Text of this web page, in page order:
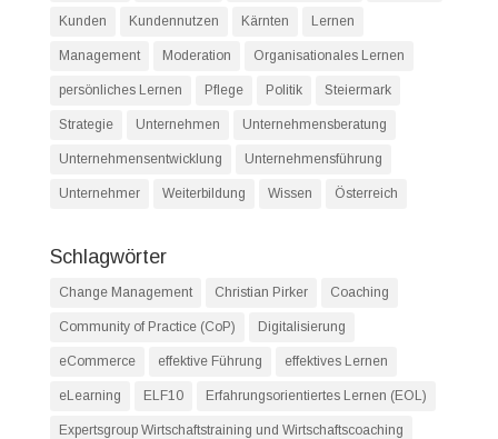
Kunden Kundennutzen Kärnten Lernen
Management Moderation Organisationales Lernen
persönliches Lernen Pflege Politik Steiermark
Strategie Unternehmen Unternehmensberatung
Unternehmensentwicklung Unternehmensführung
Unternehmer Weiterbildung Wissen Österreich
Schlagwörter
Change Management Christian Pirker Coaching
Community of Practice (CoP) Digitalisierung
eCommerce effektive Führung effektives Lernen
eLearning ELF10 Erfahrungsorientiertes Lernen (EOL)
Expertsgroup Wirtschaftstraining und Wirtschaftscoaching